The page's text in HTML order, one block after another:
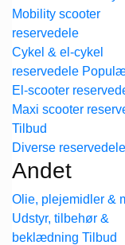
Mobility scooter
reservedele
Cykel & el-cykel
reservedele
El-scooter
Maxi scooter
Diverse reservedele
Andet
Olie, plejemidler &
Udstyr, tilbehør &
beklædning